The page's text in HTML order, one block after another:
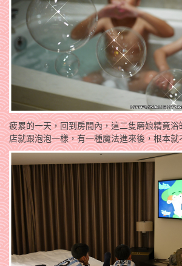
疲累的一天，回到房間內，這二隻磨娘精竟
店就跟泡泡一樣，有一種魔法進來後，根本就